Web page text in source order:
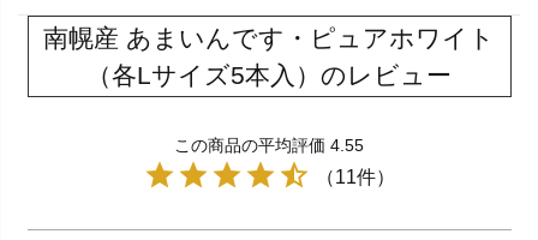
南幌産 あまいんです・ピュアホワイト
（各Lサイズ5本入）のレビュー
この商品の平均評価 4.55
（11件）